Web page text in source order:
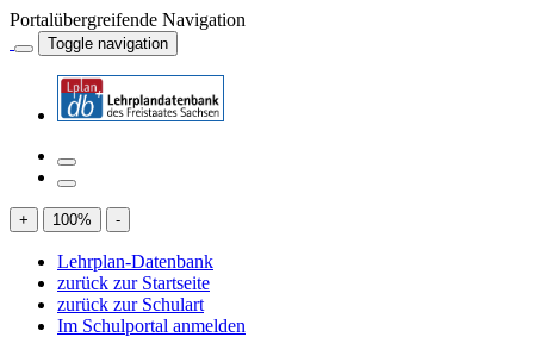
Portalübergreifende Navigation
Toggle navigation
+ 100% -
Lehrplan-Datenbank
zurück zur Startseite
zurück zur Schulart
Im Schulportal anmelden